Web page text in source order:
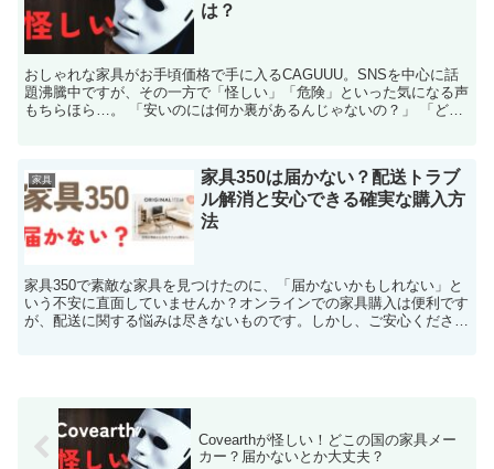
は？
おしゃれな家具がお手頃価格で手に入るCAGUUU。SNSを中心に話
題沸騰中ですが、その一方で「怪しい」「危険」といった気になる声
もちらほら…。 「安いのには何か裏があるんじゃないの？」 「どこ
家具
家具350は届かない？配送トラブ
ル解消と安心できる確実な購入方
法
家具350で素敵な家具を見つけたのに、「届かないかもしれない」と
いう不安に直面していませんか？オンラインでの家具購入は便利です
が、配送に関する悩みは尽きないものです。しかし、ご安心くださ
Covearthが怪しい！どこの国の家具メー
カー？届かないとか大丈夫？